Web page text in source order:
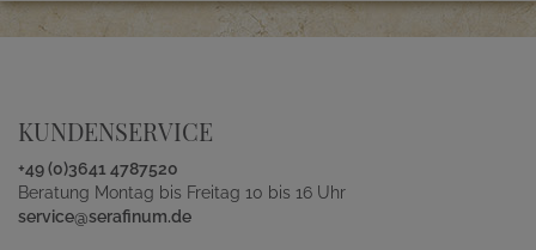
KUNDENSERVICE
+49 (0)3641 4787520
Beratung Montag bis Freitag 10 bis 16 Uhr
service@serafinum.de